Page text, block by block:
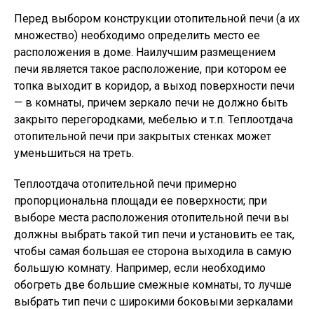
Перед выбором конструкции отопительной печи (a их
множество) необходимо определить место ee
расположения в доме. Наилучшим размещением
печи является такое расположение, при котором ee
топка выходит в коридор, а выход поверхности печи
— в комнаты, причем зеркало печи не должно быть
закрыто перегородками, мебелью и т.п. Теплоотдача
отопительной печи при закрытых стенках может
уменьшиться на треть.
Теплоотдача отопительной печи примерно
пропорциональна площади ee поверхности; при
выборе места расположения отопительной печи вы
должны выбрать такой тип печи и установить ee так,
чтобы самая большая ee сторона выходила в самую
большую комнату. Например, если необходимо
обогреть две большие смежные комнаты, то лучше
выбрать тип печи с широкими боковыми зеркалами